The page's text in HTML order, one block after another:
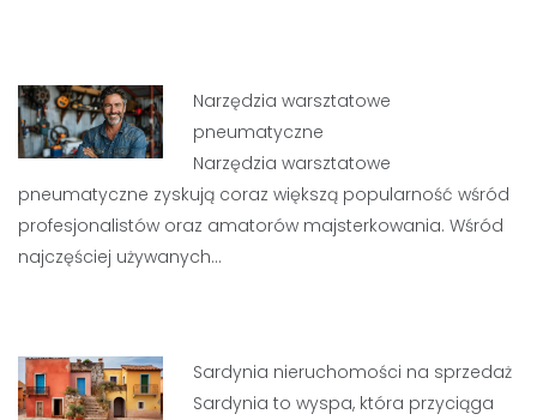
Narzędzia warsztatowe
pneumatyczne
Narzędzia warsztatowe
pneumatyczne zyskują coraz większą popularność wśród
profesjonalistów oraz amatorów majsterkowania. Wśród
najczęściej używanych…
Sardynia nieruchomości na sprzedaż
Sardynia to wyspa, która przyciąga